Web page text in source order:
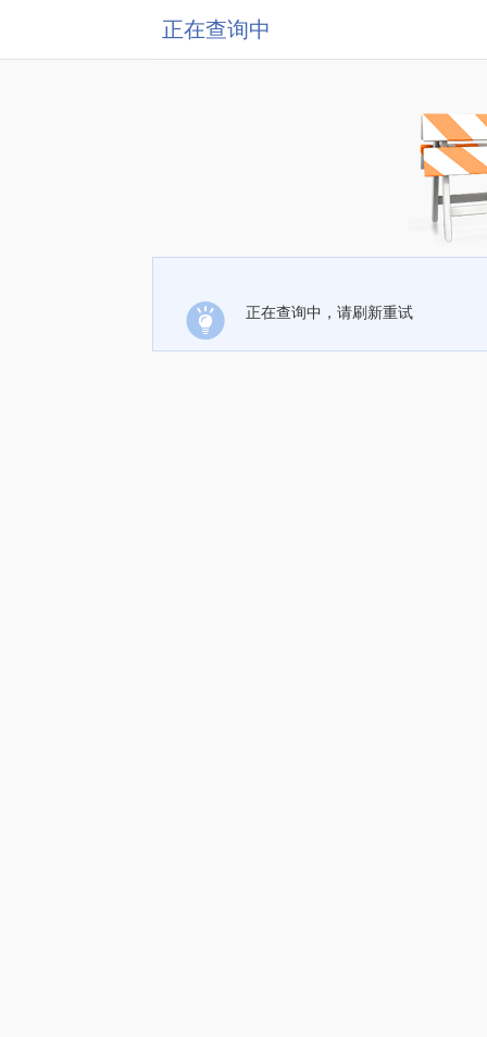
正在查询中
正在查询中，请刷新重试